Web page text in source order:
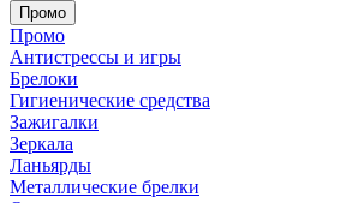
Промо
Промо
Антистрессы и игры
Брелоки
Гигиенические средства
Зажигалки
Зеркала
Ланьярды
Металлические брелки